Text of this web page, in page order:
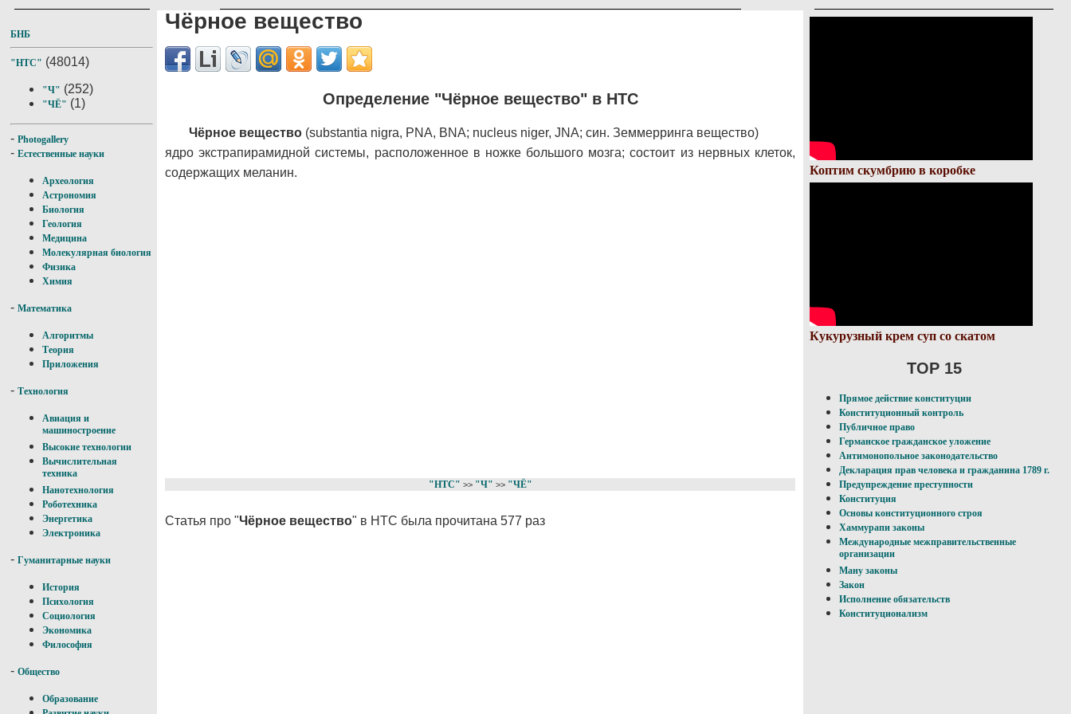
БНБ
"НТС" (48014)
"Ч" (252)
"ЧЁ" (1)
- Photogallery
- Естественные науки
Археология
Астрономия
Биология
Геология
Медицина
Молекулярная биология
Физика
Химия
- Математика
Алгоритмы
Теория
Приложения
- Технология
Авиация и
машиностроение
Высокие технологии
Вычислительная
техника
Нанотехнология
Роботехника
Энергетика
Электроника
- Гуманитарные науки
История
Психология
Социология
Экономика
Философия
- Общество
Образование
Чёрное вещество
Определение "Чёрное вещество" в НТС
Чёрное вещество (substantia nigra, PNA, BNA; nucleus niger, JNA; син. Земмерринга вещество)
ядро экстрапирамидной системы, расположенное в ножке большого мозга; состоит из нервных клеток,
содержащих меланин.
"НТС" >> "Ч" >> "ЧЁ"
Статья про "Чёрное вещество" в НТС была прочитана 577 раз
Коптим скумбрию в коробке
Кукурузный крем суп со скатом
TOP 15
Прямое действие конституции
Конституционный контроль
Публичное право
Германское гражданское уложение
Антимонопольное законодательство
Декларация прав человека и гражданина 1789 г.
Предупреждение преступности
Конституция
Основы конституционного строя
Хаммурапи законы
Международные межправительственные
организации
Ману законы
Закон
Исполнение обязательств
Конституционализм